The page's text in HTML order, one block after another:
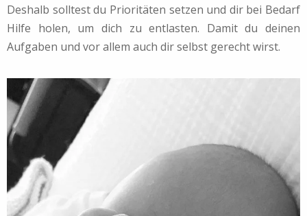
Deshalb solltest du Prioritäten setzen und dir bei Bedarf
Hilfe holen, um dich zu entlasten. Damit du deinen
Aufgaben und vor allem auch dir selbst gerecht wirst.